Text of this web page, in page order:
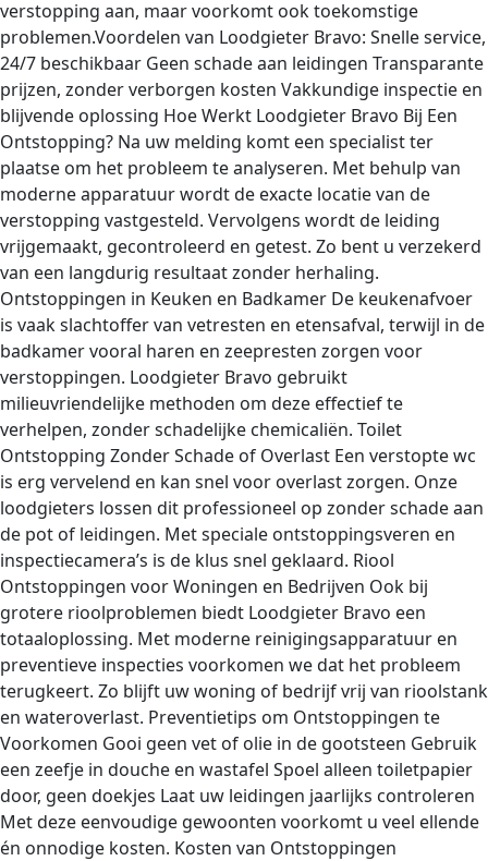
verstopping aan, maar voorkomt ook toekomstige
problemen.Voordelen van Loodgieter Bravo: Snelle service,
24/7 beschikbaar Geen schade aan leidingen Transparante
prijzen, zonder verborgen kosten Vakkundige inspectie en
blijvende oplossing Hoe Werkt Loodgieter Bravo Bij Een
Ontstopping? Na uw melding komt een specialist ter
plaatse om het probleem te analyseren. Met behulp van
moderne apparatuur wordt de exacte locatie van de
verstopping vastgesteld. Vervolgens wordt de leiding
vrijgemaakt, gecontroleerd en getest. Zo bent u verzekerd
van een langdurig resultaat zonder herhaling.
Ontstoppingen in Keuken en Badkamer De keukenafvoer
is vaak slachtoffer van vetresten en etensafval, terwijl in de
badkamer vooral haren en zeepresten zorgen voor
verstoppingen. Loodgieter Bravo gebruikt
milieuvriendelijke methoden om deze effectief te
verhelpen, zonder schadelijke chemicaliën. Toilet
Ontstopping Zonder Schade of Overlast Een verstopte wc
is erg vervelend en kan snel voor overlast zorgen. Onze
loodgieters lossen dit professioneel op zonder schade aan
de pot of leidingen. Met speciale ontstoppingsveren en
inspectiecamera’s is de klus snel geklaard. Riool
Ontstoppingen voor Woningen en Bedrijven Ook bij
grotere rioolproblemen biedt Loodgieter Bravo een
totaaloplossing. Met moderne reinigingsapparatuur en
preventieve inspecties voorkomen we dat het probleem
terugkeert. Zo blijft uw woning of bedrijf vrij van rioolstank
en wateroverlast. Preventietips om Ontstoppingen te
Voorkomen Gooi geen vet of olie in de gootsteen Gebruik
een zeefje in douche en wastafel Spoel alleen toiletpapier
door, geen doekjes Laat uw leidingen jaarlijks controleren
Met deze eenvoudige gewoonten voorkomt u veel ellende
én onnodige kosten. Kosten van Ontstoppingen